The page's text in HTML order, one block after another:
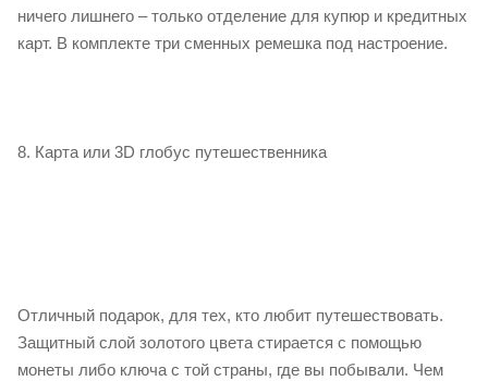
ничего лишнего – только отделение для купюр и кредитных
карт. В комплекте три сменных ремешка под настроение.
8. Карта или 3D глобус путешественника
Отличный подарок, для тех, кто любит путешествовать.
Защитный слой золотого цвета стирается с помощью
монеты либо ключа с той страны, где вы побывали. Чем